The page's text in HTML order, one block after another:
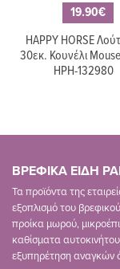
19.90€
HAPPY HORSE
30εκ. Κουνέλι
HPH-132980
ΒΡΕΦΙΚΑ ΕΙΔΗ
Τα προϊόντα της
εξοπλισμό του
προίκα μωρού,
καθίσματα
εξυπηρέτηση αναγκών